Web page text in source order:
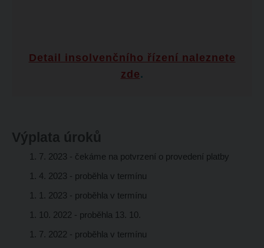
Detail insolvenčního řízení naleznete
zde.
Výplata úroků
1. 7. 2023 - čekáme na potvrzení o provedení platby
1. 4. 2023 - proběhla v termínu
1. 1. 2023 - proběhla v termínu
1. 10. 2022 - proběhla 13. 10.
1. 7. 2022 - proběhla v termínu